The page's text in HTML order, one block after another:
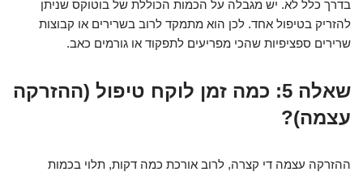
בדרך כלל לא. יש מגבלה על הכמות הכוללת של בוטוקס שניתן
להזריק בטיפול אחד. לכן הוא מתמקד לרוב בשרירים או קבוצות
שרירים ספציפיות שהכי מפריעים לתפקוד או גורמים כאב.
שאלה 5: כמה זמן לוקח טיפול (ההזרקה
עצמה)?
ההזרקה עצמה די קצרה, לרוב אורכת כמה דקות, תלוי בכמות